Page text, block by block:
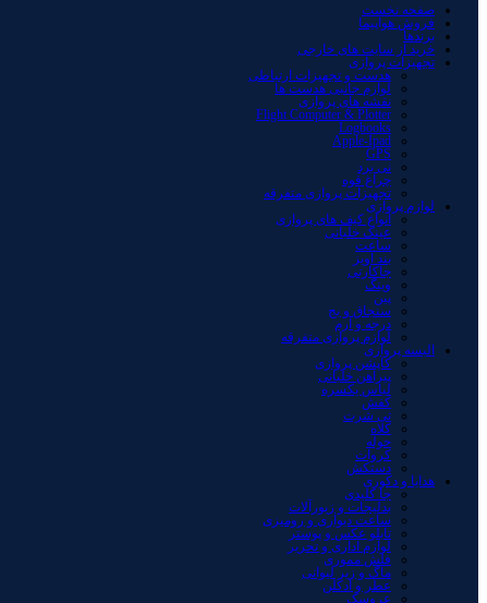
صفحه نخست
فروش هواپیما
برندها
خرید از سایت های خارجی
تجهیزات پروازی
هدست و تجهیزات ارتباطی
لوازم جانبی هدست ها
نقشه های پروازی
Flight Computer & Plotter
Logbooks
Apple-Ipad
GPS
نی برد
چراغ قوه
تجهیزات پروازی متفرقه
لوازم پروازی
انواع کیف های پروازی
عینک خلبانی
ساعت
بند آویز
جاکارتی
وینگ
پین
سنجاق و بج
درجه و آرم
لوازم پروازی متفرقه
البسه پروازی
کاپشن پروازی
پیراهن خلبانی
لباس یکسره
کفش
تی شرت
کلاه
حوله
کروات
دستکش
هدایا و دکوری
جا کلیدی
بدلیجات و زیورآلات
ساعت دیواری و رومیزی
تابلو عکس و پوستر
لوازم اداری و تحریر
فلش مموری
ماگ و زیر لیوانی
عطر و ادکلن
عروسک